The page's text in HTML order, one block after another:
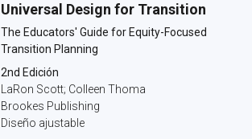
Universal Design for Transition
The Educators' Guide for Equity-Focused
Transition Planning
2nd Edición
LaRon Scott; Colleen Thoma
Brookes Publishing
Diseño ajustable